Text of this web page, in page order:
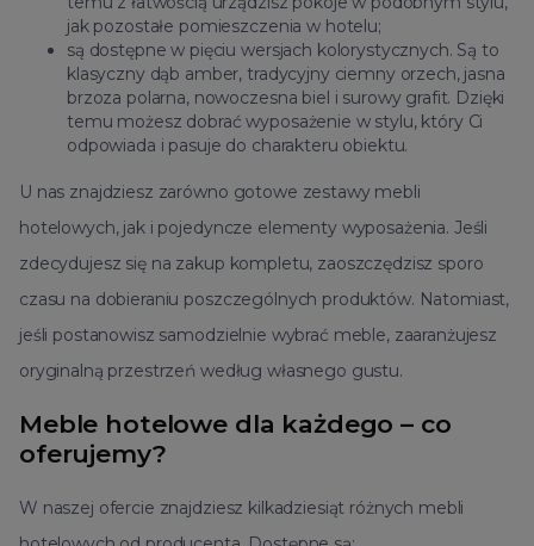
jak pozostałe pomieszczenia w hotelu;
są dostępne w pięciu wersjach kolorystycznych. Są to
klasyczny dąb amber, tradycyjny ciemny orzech, jasna
brzoza polarna, nowoczesna biel i surowy grafit. Dzięki
temu możesz dobrać wyposażenie w stylu, który Ci
odpowiada i pasuje do charakteru obiektu.
U nas znajdziesz zarówno gotowe zestawy mebli
hotelowych, jak i pojedyncze elementy wyposażenia. Jeśli
zdecydujesz się na zakup kompletu, zaoszczędzisz sporo
czasu na dobieraniu poszczególnych produktów. Natomiast,
jeśli postanowisz samodzielnie wybrać meble, zaaranżujesz
oryginalną przestrzeń według własnego gustu.
Meble hotelowe dla każdego – co
oferujemy?
W naszej ofercie znajdziesz kilkadziesiąt różnych mebli